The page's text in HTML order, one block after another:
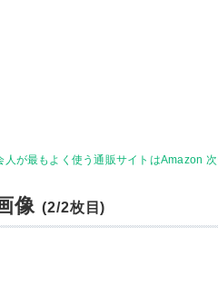
人が最もよく使う通販サイトはAmazon
像(2/2枚目)